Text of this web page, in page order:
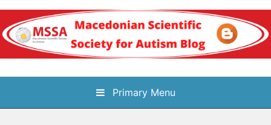
Skip
content
Блог на
Македонското научно
Primary Menu